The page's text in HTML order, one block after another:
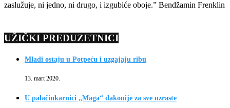
zaslužuje, ni jedno, ni drugo, i izgubiće oboje.” Bendžamin Frenklin
UŽIČKI PREDUZETNICI
Mladi ostaju u Potpeću i uzgajaju ribu
13. mart 2020.
U palačinkarnici „Maga“ đakonije za sve uzraste